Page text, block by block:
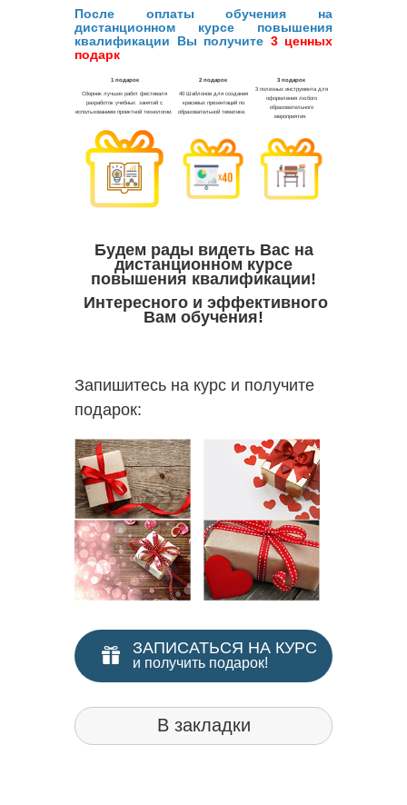
После оплаты обучения на
дистанционном курсе повышения
квалификации Вы получите 3 ценных
подарк
Будем рады видеть Вас на
дистанционном курсе
повышения квалификации!
Интересного и эффективного
Вам обучения!
Запишитесь на курс и получите
подарок:
ЗАПИСАТЬСЯ НА КУРС
и получить подарок!
В закладки